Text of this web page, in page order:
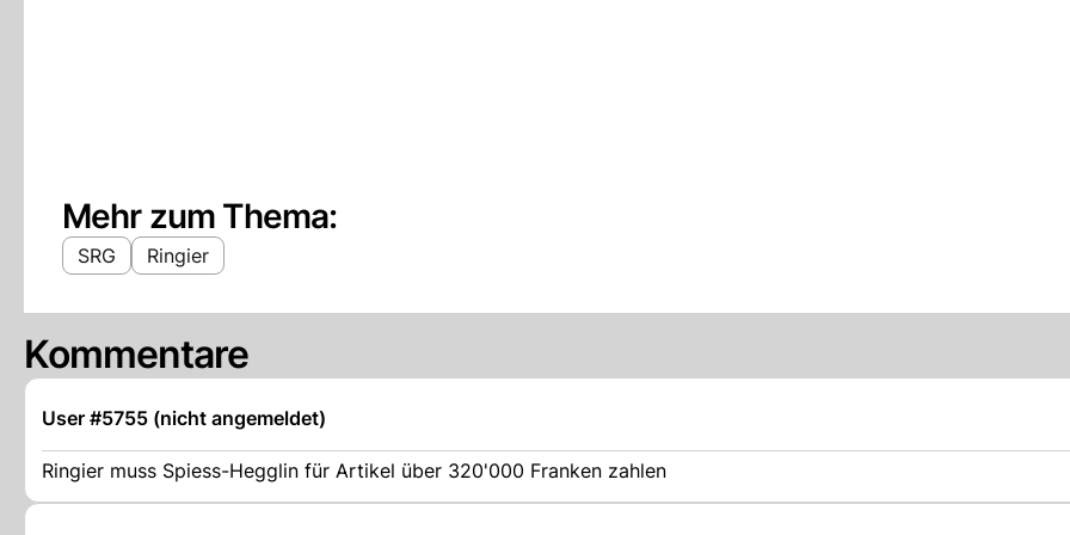
Mehr zum Thema:
SRG Ringier
Kommentare
User #5755 (nicht angemeldet)
Ringier muss Spiess-Hegglin für Artikel über 320'000 Franken zahlen